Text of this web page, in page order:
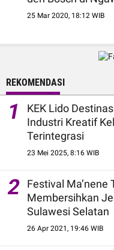
25 Mar 2020, 18:12 WIB
REKOMENDASI
1
KEK Lido
Industri Kreatif
Terintegrasi
23 Mei 2025, 8:16 WIB
2
Festival Ma’nene
Membersihkan
Sulawesi Selatan
26 Apr 2021, 19:46 WIB